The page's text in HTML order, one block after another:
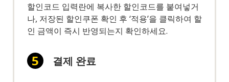
할인코드 입력란에 복사한 할인코드를 붙여넣거
나, 저장된 할인쿠폰 확인 후 ‘적용’을 클릭하여 할
인 금액이 즉시 반영되는지 확인하세요.
결제 완료